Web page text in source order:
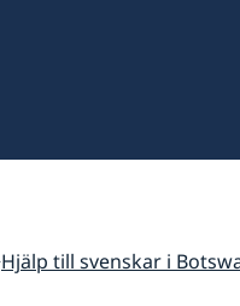
Hjälp till svenskar i